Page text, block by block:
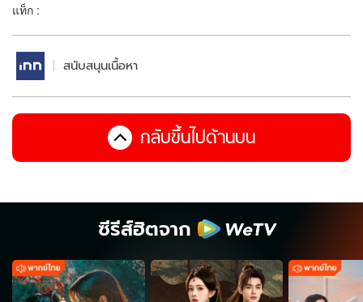
แท็ก :
สนับสนุนเนื้อหา
กลับขึ้นไปด้านบน
ซีรีส์ฮิตจาก